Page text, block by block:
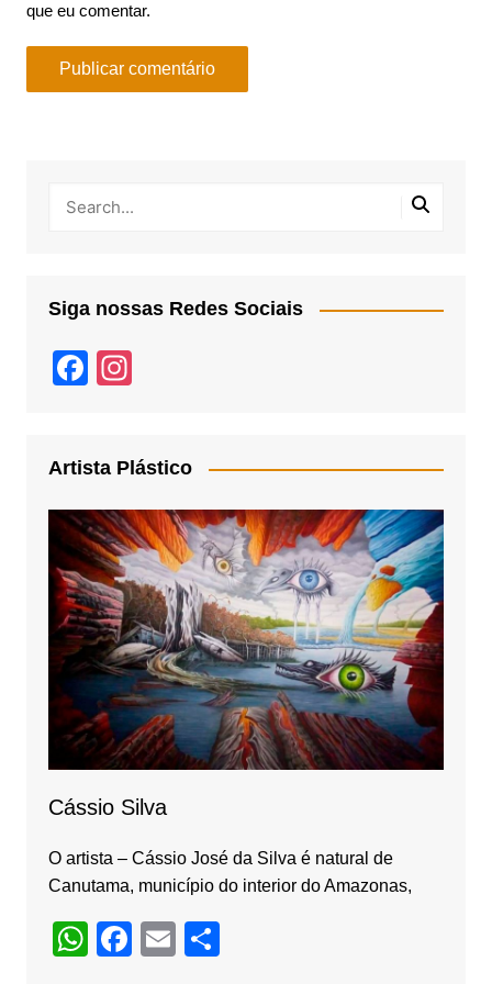
que eu comentar.
Siga nossas Redes Sociais
F
e
b
o
o
k
gr
a
m
Artista Plástico
Cássio Silva
O artista – Cássio José da Silva é natural de
Canutama, município do interior do Amazonas,
W F E S